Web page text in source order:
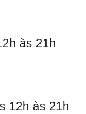
às 21h
12h às 21h